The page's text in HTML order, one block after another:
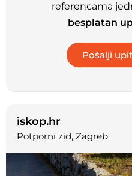
referencama
besplatan
iskop.hr
Potporni zid, Zagreb